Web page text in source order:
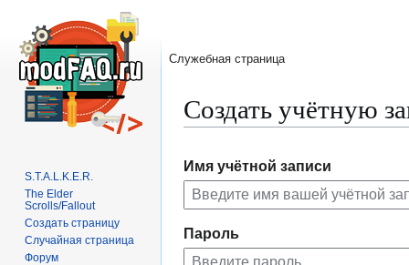
Создать учётную
к
навигации
к
поиску
Имя учётной записи
Пароль
Служебная страница
S.T.A.L.K.E.R.
The Elder
Scrolls/Fallout
Создать страницу
Случайная страница
Форум